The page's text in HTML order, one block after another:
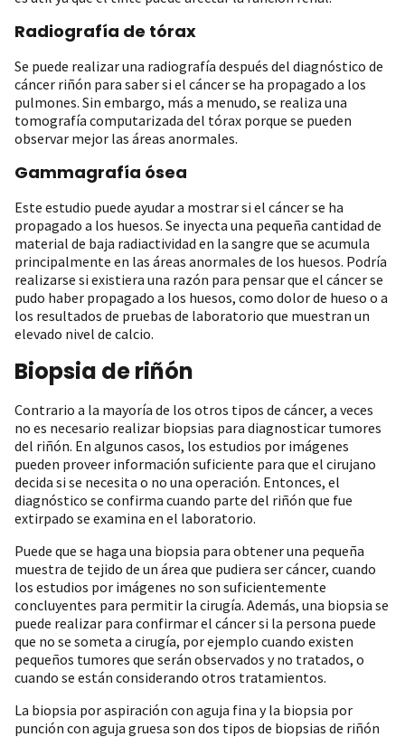
Radiografía de tórax
Se puede realizar una radiografía después del diagnóstico de
cáncer riñón para saber si el cáncer se ha propagado a los
pulmones. Sin embargo, más a menudo, se realiza una
tomografía computarizada del tórax porque se pueden
observar mejor las áreas anormales.
Gammagrafía ósea
Este estudio puede ayudar a mostrar si el cáncer se ha
propagado a los huesos. Se inyecta una pequeña cantidad de
material de baja radiactividad en la sangre que se acumula
principalmente en las áreas anormales de los huesos. Podría
realizarse si existiera una razón para pensar que el cáncer se
pudo haber propagado a los huesos, como dolor de hueso o a
los resultados de pruebas de laboratorio que muestran un
elevado nivel de calcio.
Biopsia de riñón
Contrario a la mayoría de los otros tipos de cáncer, a veces
no es necesario realizar biopsias para diagnosticar tumores
del riñón. En algunos casos, los estudios por imágenes
pueden proveer información suficiente para que el cirujano
decida si se necesita o no una operación. Entonces, el
diagnóstico se confirma cuando parte del riñón que fue
extirpado se examina en el laboratorio.
Puede que se haga una biopsia para obtener una pequeña
muestra de tejido de un área que pudiera ser cáncer, cuando
los estudios por imágenes no son suficientemente
concluyentes para permitir la cirugía. Además, una biopsia se
puede realizar para confirmar el cáncer si la persona puede
que no se someta a cirugía, por ejemplo cuando existen
pequeños tumores que serán observados y no tratados, o
cuando se están considerando otros tratamientos.
La biopsia por aspiración con aguja fina y la biopsia por
punción con aguja gruesa son dos tipos de biopsias de riñón